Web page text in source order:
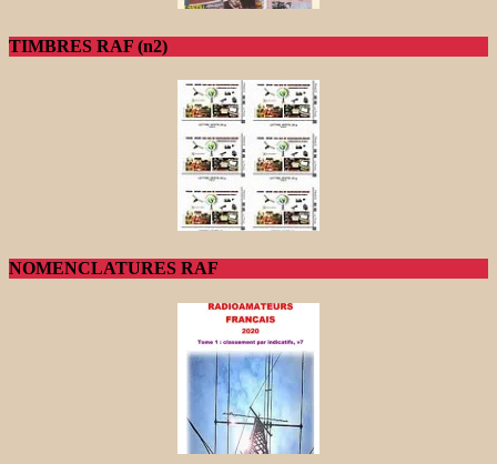
TIMBRES RAF (n2)
NOMENCLATURES RAF